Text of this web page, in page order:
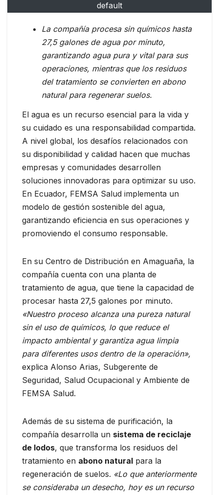
default
La compañía procesa sin químicos hasta
27,5 galones de agua por minuto,
garantizando agua pura y vital para sus
operaciones, mientras que los residuos
del tratamiento se convierten en abono
natural para regenerar suelos.
El agua es un recurso esencial para la vida y
su cuidado es una responsabilidad compartida.
A nivel global, los desafíos relacionados con
su disponibilidad y calidad hacen que muchas
empresas y comunidades desarrollen
soluciones innovadoras para optimizar su uso.
En Ecuador, FEMSA Salud implementa un
modelo de gestión sostenible del agua,
garantizando eficiencia en sus operaciones y
promoviendo el consumo responsable.
En su Centro de Distribución en Amaguaña, la
compañía cuenta con una planta de
tratamiento de agua, que tiene la capacidad de
procesar hasta 27,5 galones por minuto.
«Nuestro proceso alcanza una pureza natural
sin el uso de químicos, lo que reduce el
impacto ambiental y garantiza agua limpia
para diferentes usos dentro de la operación»,
explica Alonso Arias, Subgerente de
Seguridad, Salud Ocupacional y Ambiente de
FEMSA Salud.
Además de su sistema de purificación, la
compañía desarrolla un sistema de reciclaje
de lodos, que transforma los residuos del
tratamiento en abono natural para la
regeneración de suelos. «Lo que anteriormente
se consideraba un desecho, hoy es un recurso